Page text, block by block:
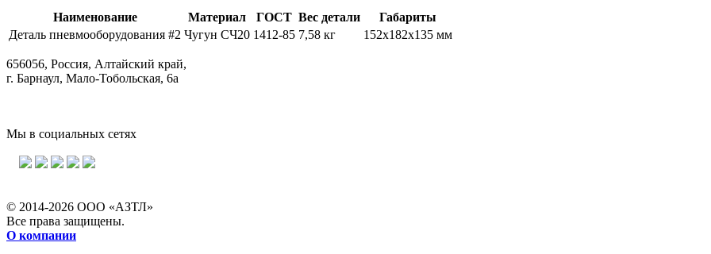
Наименование Материал ГОСТ Вес детали
Габариты
Деталь пневмооборудования #2 Чугун СЧ20 1412-85 7,58 кг 152x182x135 мм
656056, Россия, Алтайский край,
г. Барнаул, Мало-Тобольская, 6а
Мы в социальных сетях
© 2014-2026 ООО «АЗТЛ»
Все права защищены.
О компании